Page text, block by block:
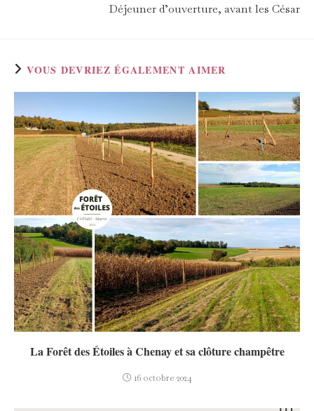
Déjeuner d’ouverture, avant les César
VOUS DEVRIEZ ÉGALEMENT AIMER
La Forêt des Étoiles à Chenay et sa clôture champêtre
16 octobre 2024